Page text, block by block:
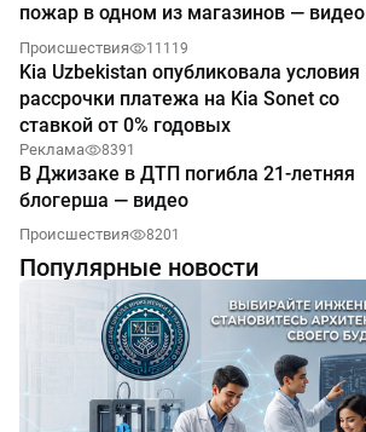
пожар в одном из магазинов — видео
Происшествия 11119
Kia Uzbekistan опубликовала условия
рассрочки платежа на Kia Sonet со
ставкой от 0% годовых
Реклама 8391
В Джизаке в ДТП погибла 21-летняя
блогерша — видео
Происшествия 8201
Популярные новости